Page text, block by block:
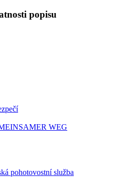
popisu
WEG
pohotovostní služba